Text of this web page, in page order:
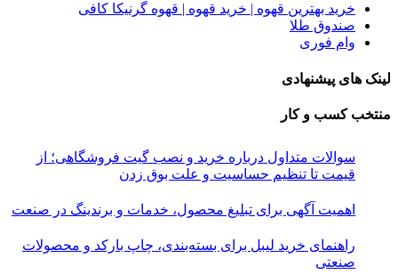
خرید بهترین قهوه | خرید قهوه | قهوه گرنیکا کافی
صندوق طلا
وام فوری
لینک های پیشنهادی
منتخب کسب و کار
سوالات متداول درباره خرید و نصب گیت فروشگاهی؛ از
قیمت تا تنظیم حساسیت و علت بوق زدن
اهمیت آگهی برای تبلیغ محصول، خدمات و برندینگ در صنعت
راهنمای خرید لیبل برای بسته‌بندی، چاپ بارکد و محصولات
صنعتی